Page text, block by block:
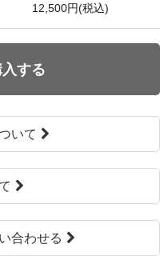
12,500円(税込)
する
いて
合わせる